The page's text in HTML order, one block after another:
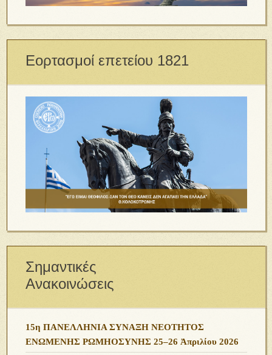
Εορτασμοί επετείου 1821
Σημαντικές
Ανακοινώσεις
15η ΠΑΝΕΛΛΗΝΙΑ ΣΥΝΑΞΗ ΝΕΟΤΗΤΟΣ
ΕΝΩΜΕΝΗΣ ΡΩΜΗΟΣΥΝΗΣ 25–26 Ἀπριλίου 2026